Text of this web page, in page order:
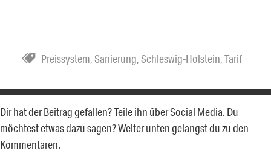
Preissystem,Sanierung,Schleswig-Holstein,Tarif
Dir hat der Beitrag gefallen? Teile ihn über Social Media. Du
möchtest etwas dazu sagen? Weiter unten gelangst du zu den
Kommentaren.